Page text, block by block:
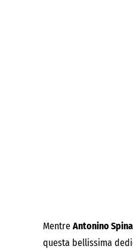
Mentre Antonino
questa bellissima